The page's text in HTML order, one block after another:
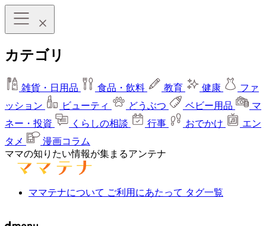
カテゴリ
雑貨・日用品 食品・飲料 教育 健康
ファ
ッション
ビューティ どうぶつ ベビー用品
マ
ネー・投資
くらしの相談 行事 おでかけ
エン
タメ
漫画コラム
ママの知りたい情報が集まるアンテナ
ママテナについて ご利用にあたって タグ一覧